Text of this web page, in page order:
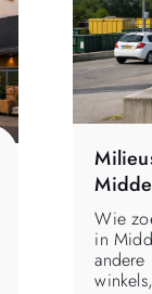
Wie
in
andere